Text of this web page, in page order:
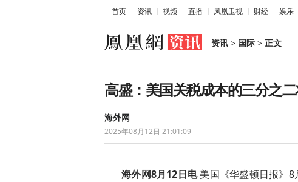
首页 资讯 视频 直播 凤凰卫视 财经 娱乐
资讯 > 国际 > 正文
高盛：美国关税成本的三分之
海外网
2025年08月12日 21:01:09
海外网8月12日电美国《华盛顿日报》8